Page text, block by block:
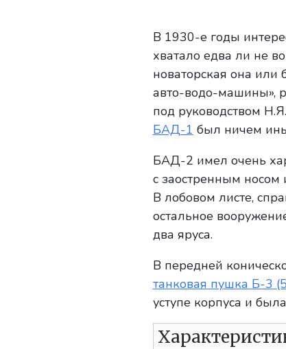
В 1930-е годы
хватало едва ли не
новаторская она
авто-водо-машины»,
под руководством
БАД-1 был ничем
БАД-2 имел очень
с заостренным носом
В лобовом листе,
остальное
два яруса.
В передней
танковая пушка Б-3
уступе корпуса и